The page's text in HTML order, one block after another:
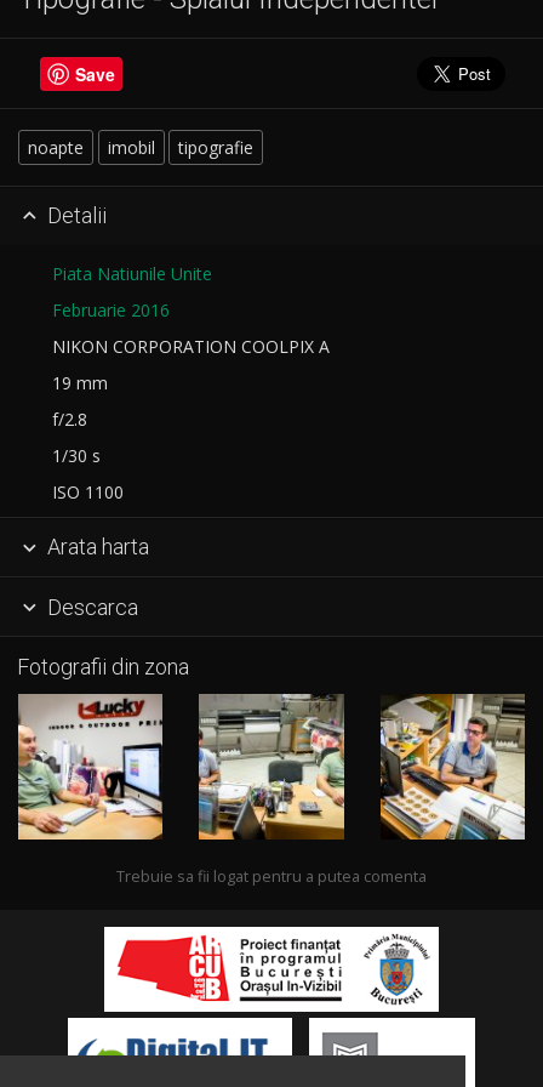
Save
noapte imobil tipografie
 Detalii
Piata Natiunile Unite
Februarie 2016
NIKON CORPORATION COOLPIX A
19 mm
f/2.8
1/30 s
ISO 1100
 Arata harta
 Descarca
Fotografii din zona
Trebuie sa fii logat pentru a putea comenta